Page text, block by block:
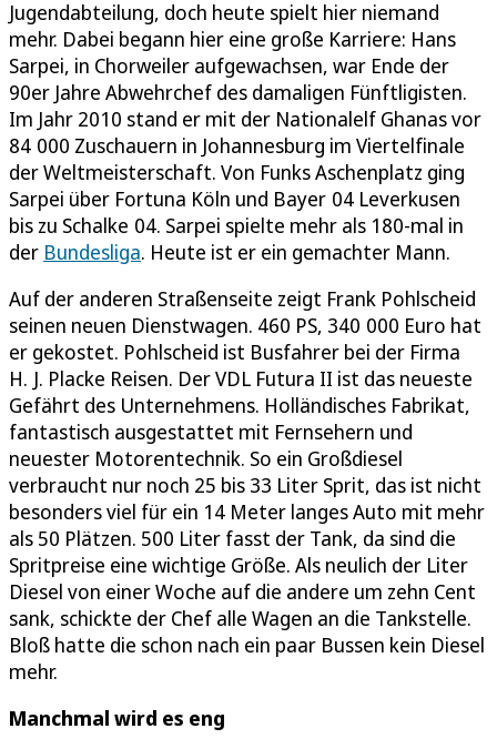
Jugendabteilung, doch heute spielt hier niemand
mehr. Dabei begann hier eine große Karriere: Hans
Sarpei, in Chorweiler aufgewachsen, war Ende der
90er Jahre Abwehrchef des damaligen Fünftligisten.
Im Jahr 2010 stand er mit der Nationalelf Ghanas vor
84 000 Zuschauern in Johannesburg im Viertelfinale
der Weltmeisterschaft. Von Funks Aschenplatz ging
Sarpei über Fortuna Köln und Bayer 04 Leverkusen
bis zu Schalke 04. Sarpei spielte mehr als 180-mal in
der Bundesliga. Heute ist er ein gemachter Mann.
Auf der anderen Straßenseite zeigt Frank Pohlscheid
seinen neuen Dienstwagen. 460 PS, 340 000 Euro hat
er gekostet. Pohlscheid ist Busfahrer bei der Firma
H. J. Placke Reisen. Der VDL Futura II ist das neueste
Gefährt des Unternehmens. Holländisches Fabrikat,
fantastisch ausgestattet mit Fernsehern und
neuester Motorentechnik. So ein Großdiesel
verbraucht nur noch 25 bis 33 Liter Sprit, das ist nicht
besonders viel für ein 14 Meter langes Auto mit mehr
als 50 Plätzen. 500 Liter fasst der Tank, da sind die
Spritpreise eine wichtige Größe. Als neulich der Liter
Diesel von einer Woche auf die andere um zehn Cent
sank, schickte der Chef alle Wagen an die Tankstelle.
Bloß hatte die schon nach ein paar Bussen kein Diesel
mehr.
Manchmal wird es eng